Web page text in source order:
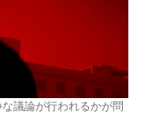
議論が行われるかが問